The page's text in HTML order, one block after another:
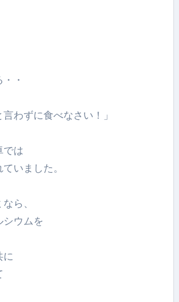
・
わずに食べなさい！」
では
いました。
ら、
ウムを
に